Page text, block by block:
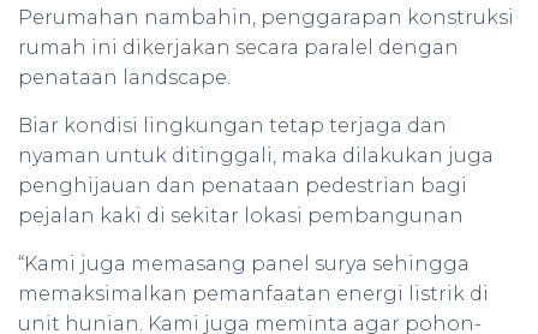
Perumahan nambahin, penggarapan konstruksi
rumah ini dikerjakan secara paralel dengan
penataan landscape.
Biar kondisi lingkungan tetap terjaga dan
nyaman untuk ditinggali, maka dilakukan juga
penghijauan dan penataan pedestrian bagi
pejalan kaki di sekitar lokasi pembangunan
“Kami juga memasang panel surya sehingga
memaksimalkan pemanfaatan energi listrik di
unit hunian. Kami juga meminta agar pohon-